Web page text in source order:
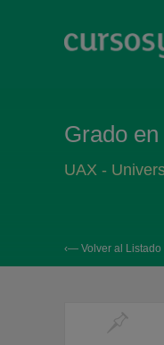
Grado
UAX -
‹— Volver al Listado